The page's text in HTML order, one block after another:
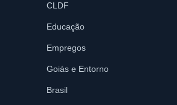
CLDF
Educação
Empregos
Goiás e Entorno
Brasil